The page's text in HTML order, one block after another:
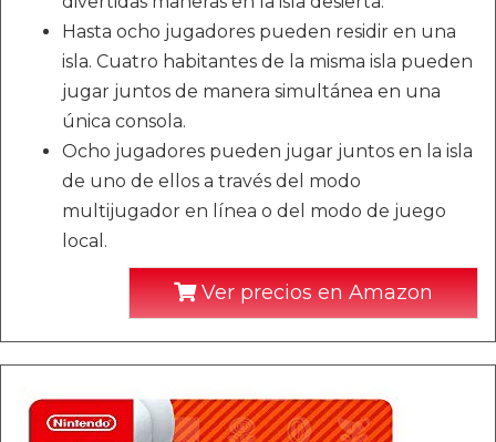
Hasta ocho jugadores pueden residir en una
isla. Cuatro habitantes de la misma isla pueden
jugar juntos de manera simultánea en una
única consola.
Ocho jugadores pueden jugar juntos en la isla
de uno de ellos a través del modo
multijugador en línea o del modo de juego
local.
Ver precios en Amazon